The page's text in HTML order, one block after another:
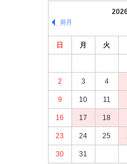
前月
日 月 火
2 3 4
9 10 11
16 17 18
23 24 25
30 31